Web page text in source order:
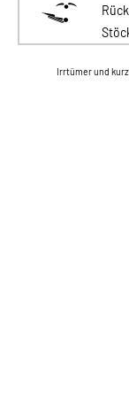
Irrtümer und